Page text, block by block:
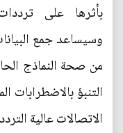
بأثرها على
وسيساعد جمع
من صحة النماذج
التنبؤ بالاضطرابات
الاتصالات عالية